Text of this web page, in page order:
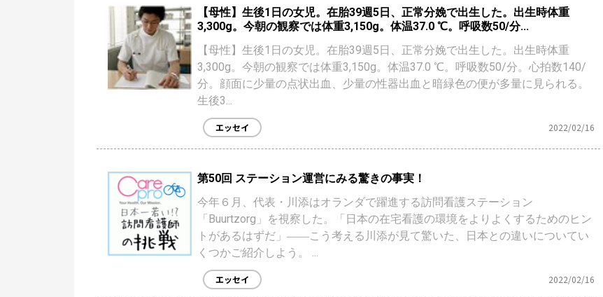
【母性】生後1日の女児。在胎39週5日、正常分娩で出生した。出生時体重
3,300g。今朝の観察では体重3,150g。体温37.0 ℃。呼吸数50/分...
【母性】生後1日の女児。在胎39週5日、正常分娩で出生した。出生時体重
3,300g。今朝の観察では体重3,150g。体温37.0 ℃。呼吸数50/分。心拍数140/
分。顔面に少量の点状出血、少量の性器出血と暗緑色の便が多量に見られる。
生後3...
エッセイ 2022/02/16
第50回 ステーション運営にみる驚きの事実！
今年６月、代表・川添はオランダで躍進する訪問看護ステーション
「Buurtzorg」を視察した。「日本の在宅看護の環境をよりよくするためのヒン
トがあるはずだ」――こう考える川添が見て驚いた、日本との違いについてい
くつかご紹介しよう。 ...
エッセイ 2022/02/16